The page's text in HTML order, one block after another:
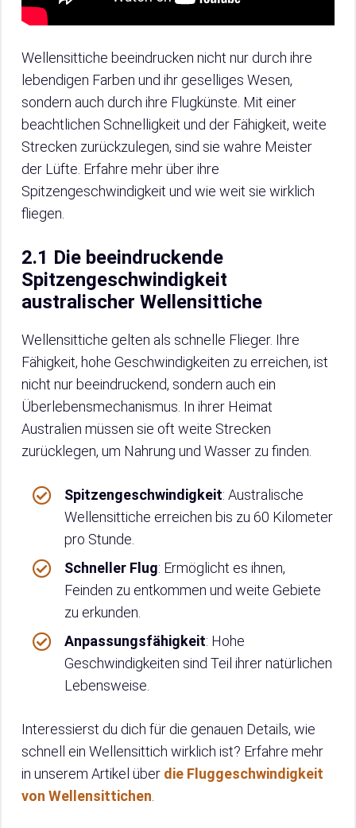
Wellensittiche beeindrucken nicht nur durch ihre
lebendigen Farben und ihr geselliges Wesen,
sondern auch durch ihre Flugkünste. Mit einer
beachtlichen Schnelligkeit und der Fähigkeit, weite
Strecken zurückzulegen, sind sie wahre Meister
der Lüfte. Erfahre mehr über ihre
Spitzengeschwindigkeit und wie weit sie wirklich
fliegen.
2.1 Die beeindruckende
Spitzengeschwindigkeit
australischer Wellensittiche
Wellensittiche gelten als schnelle Flieger. Ihre
Fähigkeit, hohe Geschwindigkeiten zu erreichen, ist
nicht nur beeindruckend, sondern auch ein
Überlebensmechanismus. In ihrer Heimat
Australien müssen sie oft weite Strecken
zurücklegen, um Nahrung und Wasser zu finden.
Spitzengeschwindigkeit: Australische
Wellensittiche erreichen bis zu 60 Kilometer
pro Stunde.
Schneller Flug: Ermöglicht es ihnen,
Feinden zu entkommen und weite Gebiete
zu erkunden.
Anpassungsfähigkeit: Hohe
Geschwindigkeiten sind Teil ihrer natürlichen
Lebensweise.
Interessierst du dich für die genauen Details, wie
schnell ein Wellensittich wirklich ist? Erfahre mehr
in unserem Artikel über die Fluggeschwindigkeit
von Wellensittichen